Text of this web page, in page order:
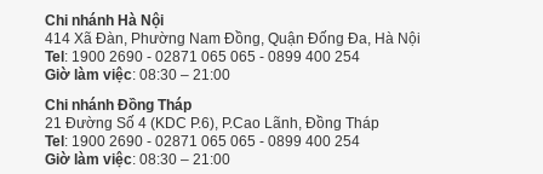
Chi nhánh Hà Nội
414 Xã Đàn, Phường Nam Đồng, Quận Đống Đa, Hà Nội
Tel: 1900 2690 - 02871 065 065 - 0899 400 254
Giờ làm việc: 08:30 – 21:00
Chi nhánh Đồng Tháp
21 Đường Số 4 (KDC P.6), P.Cao Lãnh, Đồng Tháp
Tel: 1900 2690 - 02871 065 065 - 0899 400 254
Giờ làm việc: 08:30 – 21:00